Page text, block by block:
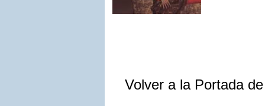
Volver a la Portada